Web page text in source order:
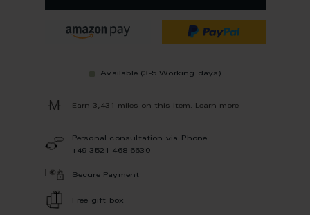
Available (3-5 Working days)
Earn 3,431 miles on this item. Learn more
Personal consultation via Phone
+49 3521 468 6630
Secure Payment
Free gift box